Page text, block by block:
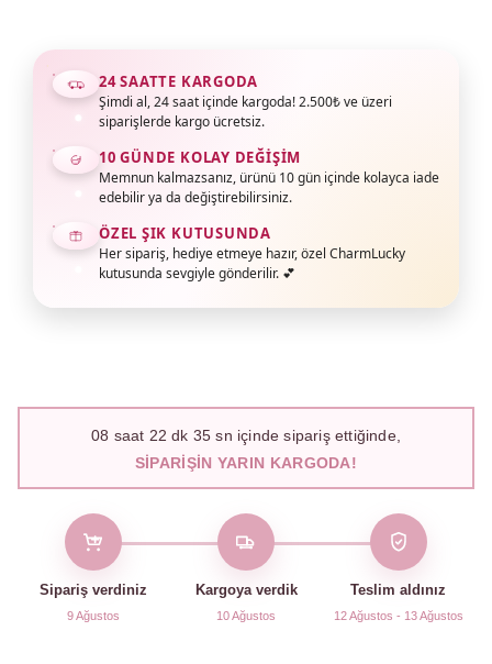
24 SAATTE KARGODA
Şimdi al, 24 saat içinde kargoda! 2.500₺ ve üzeri
siparişlerde kargo ücretsiz.
10 GÜNDE KOLAY DEĞIŞIM
Memnun kalmazsanız, ürünü 10 gün içinde kolayca iade
edebilir ya da değiştirebilirsiniz.
ÖZEL ŞIK KUTUSUNDA
Her sipariş, hediye etmeye hazır, özel CharmLucky
kutusunda sevgiyle gönderilir. 💕
08 saat 22 dk 33 sn içinde sipariş ettiğinde,
SIPARIŞIN YARIN KARGODA!
Sipariş verdiniz
9 Ağustos
Kargoya verdik
10 Ağustos
Teslim aldınız
12 Ağustos - 13 Ağustos